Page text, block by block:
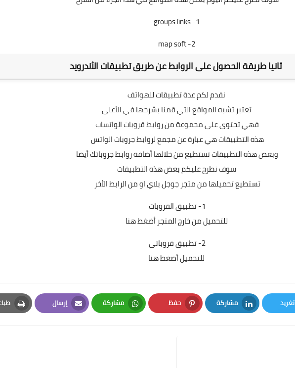
1-
groups links
2-
map soft
ثانيا طريقة الحصول على الروابط عن طريق تطبيقات الأندرويد
نقدم لكم عدة تطبيقات للهواتف
تعتبر تشبه المواقع التي قمنا بشرحها في الأعلى
فهي تحتوى على مجموعة من روابط قروبات الواتساب
هذه التطبيقات هي عبارة عن مجمع لروابط جروبات الواتس
وبعض هذه التطبيقات تستطيع من خلالها أضافة روابط جروباتك أيضا
سوف نطرح عليكم بعض هذه التطبيقات
تستطيع تحميلها من متجر جوجل بلاي او من الرابط الأخر
1- تطبيق القروبات
للتحميل من خارج المتجرأضغط هنا
2- تطبيق قروباتى
للتحميلأضغط هنا
تغريد
Twitter
مشاركة
LinkedIn
حفظ
Pinterest
مشاركة
Whatsapp
إرسال
Email
Print